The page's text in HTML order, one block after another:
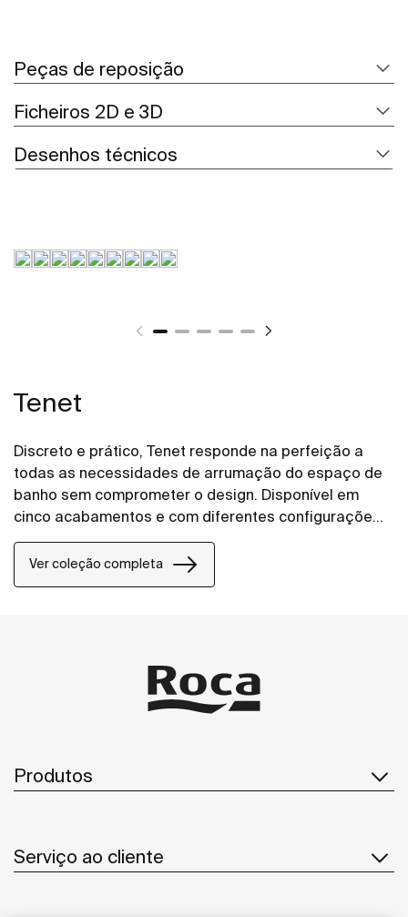
Peças de reposição
Ficheiros 2D e 3D
Desenhos técnicos
Tenet
Discreto e prático, Tenet responde na perfeição a
todas as necessidades de arrumação do espaço de
banho sem comprometer o design. Disponível em
cinco acabamentos e com diferentes configurações
apresenta um design discreto sem puxadores.
Ver coleção completa
Produtos
Serviço ao cliente